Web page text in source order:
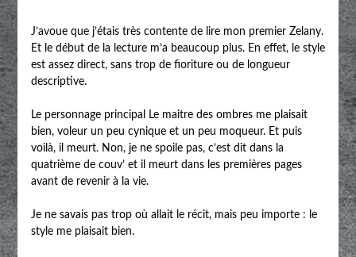
J’avoue que j’étais très contente de lire mon premier Zelany.
Et le début de la lecture m’a beaucoup plus. En effet, le style
est assez direct, sans trop de fioriture ou de longueur
descriptive.
Le personnage principal Le maitre des ombres me plaisait
bien, voleur un peu cynique et un peu moqueur. Et puis
voilà, il meurt. Non, je ne spoile pas, c’est dit dans la
quatrième de couv’ et il meurt dans les premières pages
avant de revenir à la vie.
Je ne savais pas trop où allait le récit, mais peu importe : le
style me plaisait bien.